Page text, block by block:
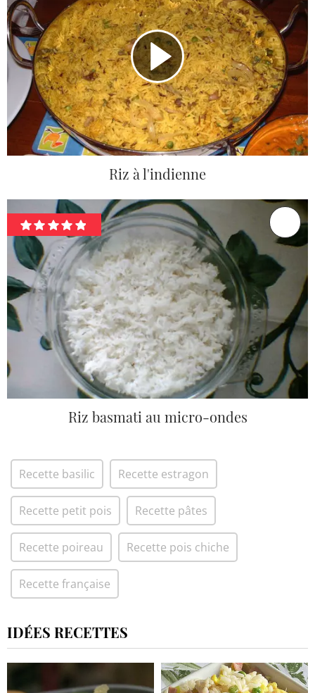
Riz à l'indienne
Riz basmati au micro-ondes
Recette basilic Recette estragon
Recette petit pois Recette pâtes
Recette poireau Recette pois chiche
Recette française
IDÉES RECETTES